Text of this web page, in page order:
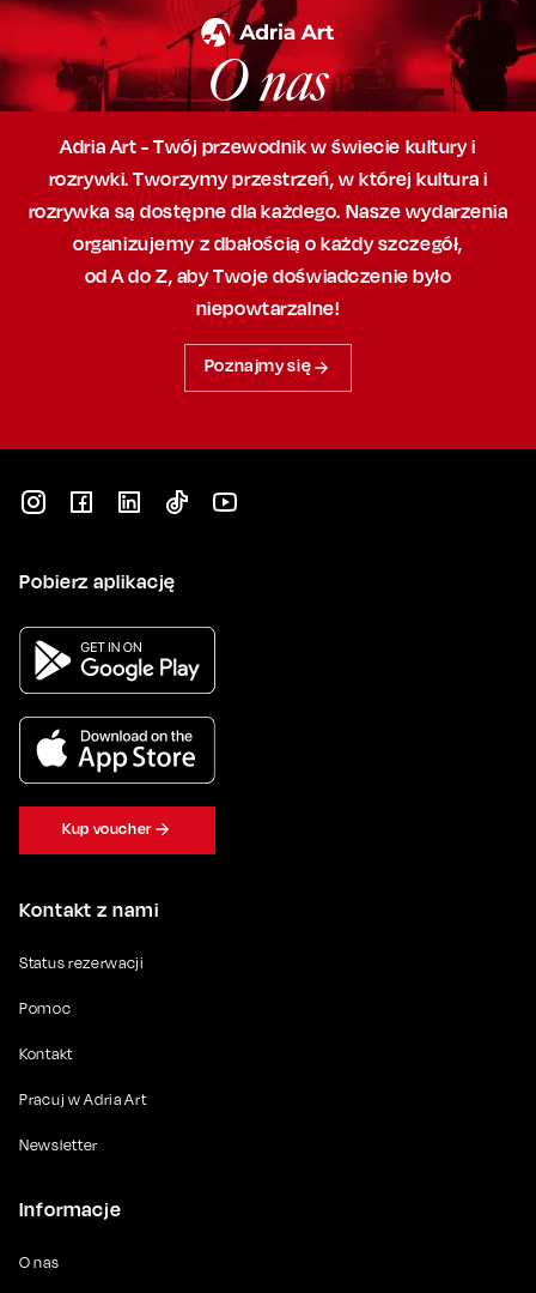
O nas
Adria Art - Twój przewodnik w świecie kultury i
rozrywki. Tworzymy przestrzeń,w której kultura i
rozrywka są dostępne dla każdego. Nasze wydarzenia
organizujemy z dbałością o każdy szczegół,
od A do Z, abyTwoje doświadczenie było
niepowtarzalne!
Poznajmy się
Kontakt z nami
Status rezerwacji
Pomoc
Kontakt
Pracuj w Adria Art
Newsletter
Informacje
O nas
Pobierz aplikację
Kup voucher